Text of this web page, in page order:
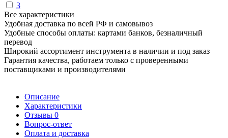
3
Все характеристики
Удобная доставка по всей РФ и самовывоз
Удобные способы оплаты: картами банков, безналичный
перевод
Широкий ассортимент инструмента в наличии и под заказ
Гарантия качества, работаем только с проверенными
поставщиками и производителями
Описание
Характеристики
Отзывы 0
Вопрос-ответ
Оплата и доставка